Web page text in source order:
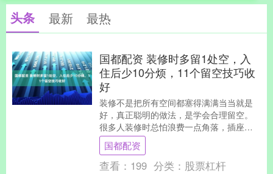
头条 最新 最热
国都配资 装修时多留1处空，入
住后少10分烦，11个留空技巧收
好
装修不是把所有空间都塞得满满当当就是
好，真正聪明的做法，是学会合理留空。
很多人装修时总怕浪费一点角落，插座全
占满、台面摆得满、柜子封得严，觉得这
样才不亏。 可....
国都配资
查看： 199 分类： 股票杠杆